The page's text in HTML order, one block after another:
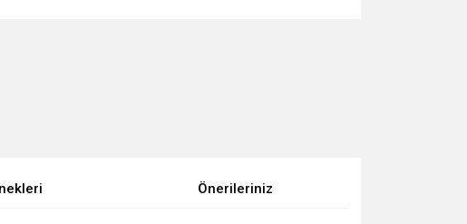
Önerileriniz